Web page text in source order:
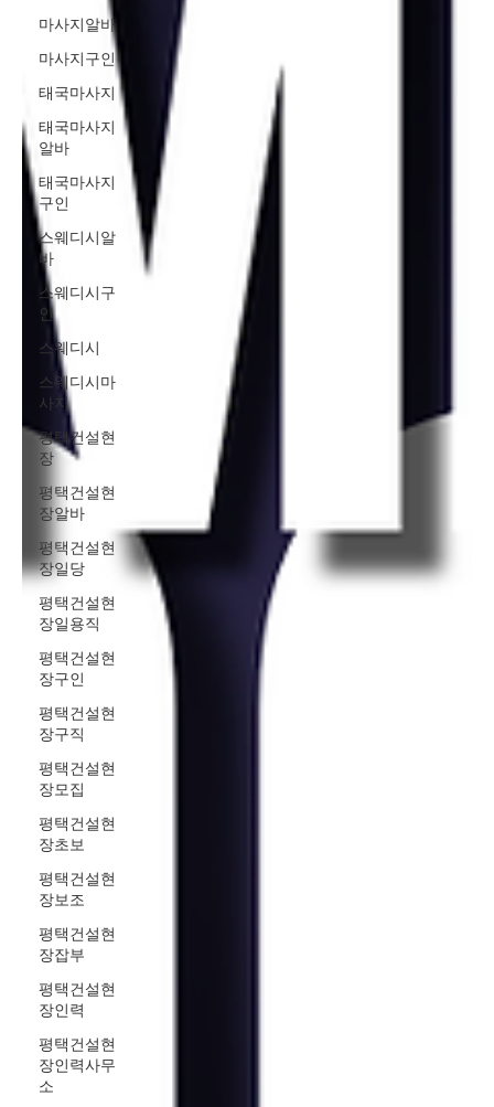
마사지알바
마사지구인
태국마사지
태국마사지
알바
태국마사지
구인
스웨디시알
바
스웨디시구
인
스웨디시
스웨디시마
사지
평택건설현
장
평택건설현
장알바
평택건설현
장일당
평택건설현
장일용직
평택건설현
장구인
평택건설현
장구직
평택건설현
장모집
평택건설현
장초보
평택건설현
장보조
평택건설현
장잡부
평택건설현
장인력
평택건설현
장인력사무
소